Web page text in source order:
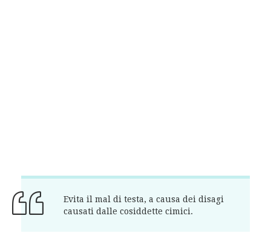
Evita il mal di testa, a causa dei disagi
causati dalle cosiddette cimici.